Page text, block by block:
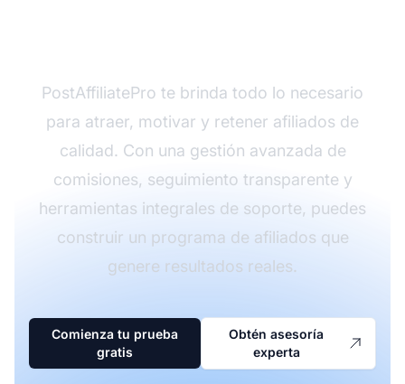
PostAffiliatePro te brinda todo lo necesario
para atraer, motivar y retener afiliados de
calidad. Con una gestión avanzada de
comisiones, seguimiento transparente y
herramientas integrales de soporte, puedes
construir un programa de afiliados que
genere resultados reales.
Comienza tu prueba
gratis
Obtén asesoría
experta